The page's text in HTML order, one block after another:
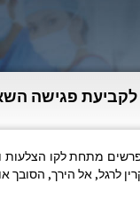
פגישה
מתחת לקו הצלעות
לרגל, אל הירך, הסובך